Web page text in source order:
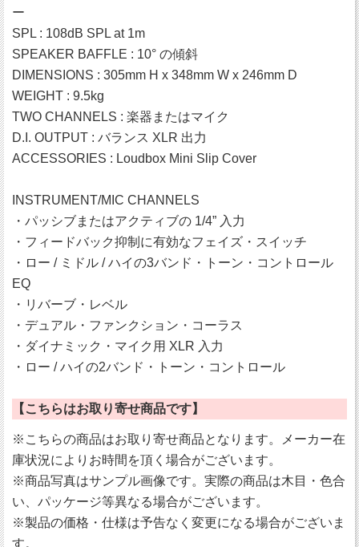
ー
SPL : 108dB SPL at 1m
SPEAKER BAFFLE : 10° の傾斜
DIMENSIONS : 305mm H x 348mm W x 246mm D
WEIGHT : 9.5kg
TWO CHANNELS : 楽器またはマイク
D.I. OUTPUT : バランス XLR 出力
ACCESSORIES : Loudbox Mini Slip Cover
INSTRUMENT/MIC CHANNELS
・パッシブまたはアクティブの 1/4” 入力
・フィードバック抑制に有効なフェイズ・スイッチ
・ロー / ミドル / ハイの3バンド・トーン・コントロール
EQ
・リバーブ・レベル
・デュアル・ファンクション・コーラス
・ダイナミック・マイク用 XLR 入力
・ロー / ハイの2バンド・トーン・コントロール
【こちらはお取り寄せ商品です】
※こちらの商品はお取り寄せ商品となります。メーカー在
庫状況によりお時間を頂く場合がございます。
※商品写真はサンプル画像です。実際の商品は木目・色合
い、パッケージ等異なる場合がございます。
※製品の価格・仕様は予告なく変更になる場合がございま
す。